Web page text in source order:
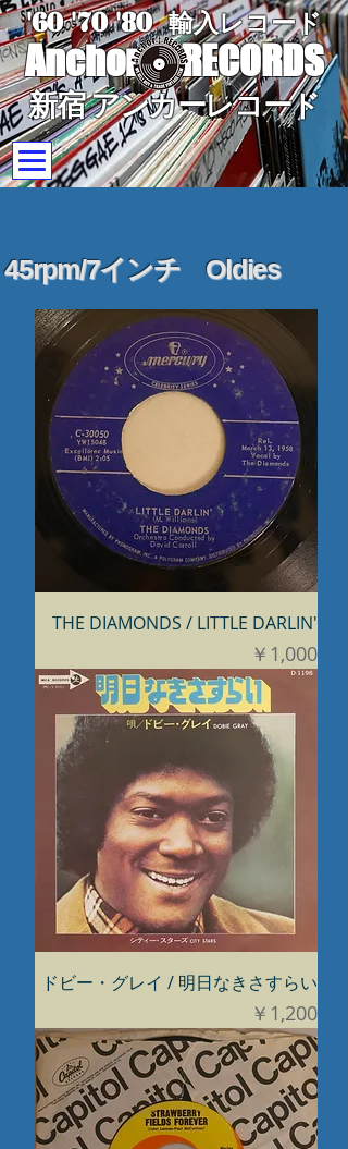
'60 '70'80 輸入レコード
Anchor RECORDS
新宿 アンカーレコード
45rpm/7インチ Oldies
THE DIAMONDS / LITTLE DARLIN'
価格
￥1,000
ドビー・グレイ / 明日なきさすらい
価格
￥1,200